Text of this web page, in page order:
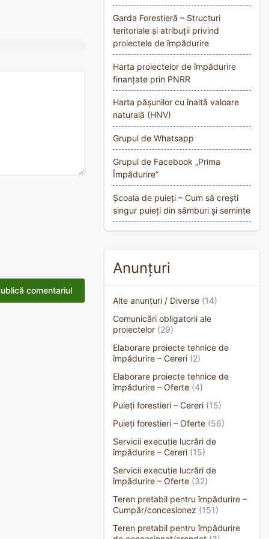
Garda Forestieră – Structuri
teritoriale și atribuții privind
proiectele de împădurire
Harta proiectelor de împădurire
finanțate prin PNRR
Harta pășunilor cu înaltă valoare
naturală (HNV)
Grupul de Whatsapp
Grupul de Facebook „Prima
Împădurire”
Școala de puieți – Cum să crești
singur puieți din sâmburi și semințe
Anunțuri
Alte anunțuri / Diverse (14)
Comunicări obligatorii ale
proiectelor (29)
Elaborare proiecte tehnice de
împădurire – Cereri (2)
Elaborare proiecte tehnice de
împădurire – Oferte (4)
Puieți forestieri – Cereri (15)
Puieți forestieri – Oferte (56)
Servicii execuție lucrări de
împădurire – Cereri (15)
Servicii execuție lucrări de
împădurire – Oferte (32)
Teren pretabil pentru împădurire –
Cumpăr/concesionez (151)
Teren pretabil pentru împădurire